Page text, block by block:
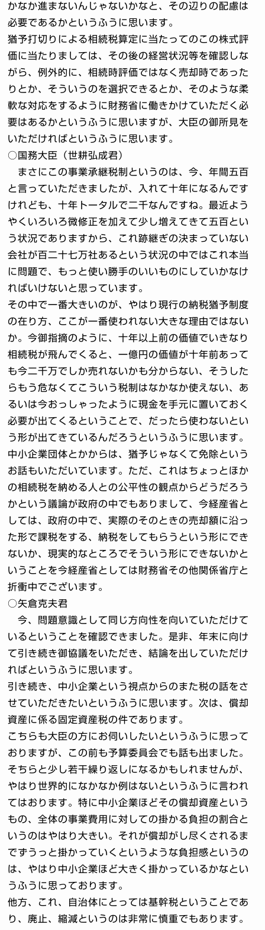
かなか進まないんじゃないかなと、その辺りの配慮は
必要であるかというふうに思います。
猶予打切りによる相続税算定に当たってのこの株式評
価に当たりましては、その後の経営状況等を確認しな
がら、例外的に、相続時評価ではなく売却時であった
りとか、そういうのを選択できるとか、そのような柔
軟な対応をするように財務省に働きかけていただく必
要はあるかというふうに思いますが、大臣の御所見を
いただければというふうに思います。
○国務大臣（世耕弘成君）
まさにこの事業承継税制というのは、今、年間五百
と言っていただきましたが、入れて十年になるんです
けれども、十年トータルで二千なんですね。最近よう
やくいろいろ微修正を加えて少し増えてきて五百とい
う状況でありますから、これ跡継ぎの決まっていない
会社が百二十七万社あるという状況の中ではこれ本当
に問題で、もっと使い勝手のいいものにしていかなけ
ればいけないと思っています。
その中で一番大きいのが、やはり現行の納税猶予制度
の在り方、ここが一番使われない大きな理由ではない
か。今御指摘のように、十年以上前の価値でいきなり
相続税が飛んでくると、一億円の価値が十年前あって
も今二千万でしか売れないかも分からない、そうした
らもう危なくてこういう税制はなかなか使えない、あ
るいは今おっしゃったように現金を手元に置いておく
必要が出てくるということで、だったら使わないとい
う形が出てきているんだろうというふうに思います。
中小企業団体とかからは、猶予じゃなくて免除という
お話もいただいています。ただ、これはちょっとほか
の相続税を納める人との公平性の観点からどうだろう
かという議論が政府の中でもありまして、今経産省と
しては、政府の中で、実際のそのときの売却額に沿っ
た形で課税をする、納税をしてもらうという形にでき
ないか、現実的なところでそういう形にできないかと
いうことを今経産省としては財務省その他関係省庁と
折衝中でございます。
○矢倉克夫君
今、問題意識として同じ方向性を向いていただけて
いるということを確認できました。是非、年末に向け
て引き続き御協議をいただき、結論を出していただけ
ればというふうに思います。
引き続き、中小企業という視点からのまた税の話をさ
せていただきたいというふうに思います。次は、償却
資産に係る固定資産税の件であります。
こちらも大臣の方にお伺いしたいというふうに思って
おりますが、この前も予算委員会でも話も出ました。
そちらと少し若干繰り返しになるかもしれませんが、
やはり世界的になかなか例はないというふうに言われ
てはおります。特に中小企業ほどその償却資産という
もの、全体の事業費用に対しての掛かる負担の割合と
いうのはやはり大きい。それが償却がし尽くされるま
でずうっと掛かっていくというような負担感というの
は、やはり中小企業ほど大きく掛かっているかなとい
うふうに思っております。
他方、これ、自治体にとっては基幹税ということであ
り、廃止、縮減というのは非常に慎重でもあります。